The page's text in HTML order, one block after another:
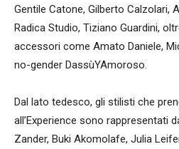
Gentile Catone, Gilberto Calzolari,
Radica Studio, Tiziano Guardini,
accessori come Amato Daniele,
no-gender DassùYAmoroso.
Dal lato tedesco, gli stilisti che
all’Experience sono rappresentati
Zander, Buki Akomolafe, Julia